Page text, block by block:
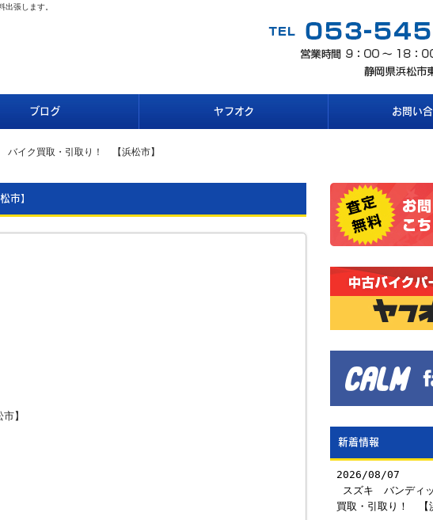
張します。
ブログ ヤフオク お問い
イク買取・引取り！ 【浜松市】
市】
】
新着情報
2026/08/07
￼スズキ バンディ
買取・引取り！ 【